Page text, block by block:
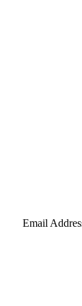
Email